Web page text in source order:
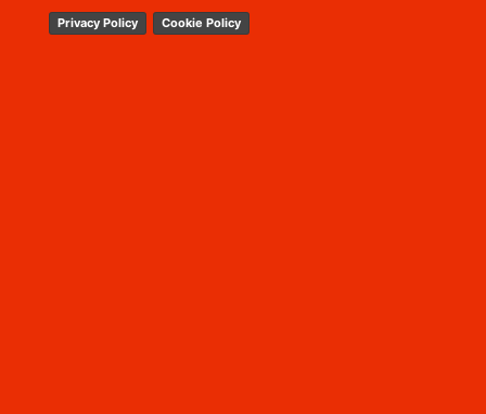
Privacy Policy Cookie Policy